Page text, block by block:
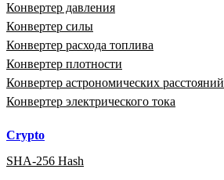
Конвертер давления
Конвертер силы
Конвертер расхода топлива
Конвертер плотности
Конвертер астрономических расстояний
Конвертер электрического тока
Crypto
SHA-256 Hash